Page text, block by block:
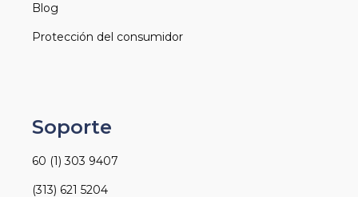
Blog
Protección del consumidor
Soporte
60 (1) 303 9407
(313) 621 5204